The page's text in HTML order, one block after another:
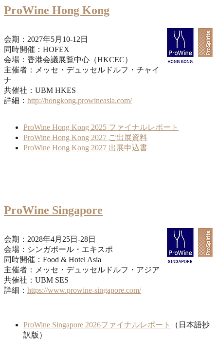
ProWine Hong Kong
会期：2027年5月10-12日
同時開催：HOFEX
会場：香港会議展覧中心（HKCEC）
主催者：メッセ・デュッセルドルフ・チャイ
ナ
共催社：UBM HKES
詳細： http://hongkong.prowineasia.com/
ProWine Hong Kong 2025 ファイナルレポート
ProWine Hong Kong 2027 ご出展資料
ProWine Hong Kong 2027 出展申込書
ProWine Singapore
会期：2028年4月25日-28日
会場：シンガポール・エキスポ
同時開催：Food & Hotel Asia
主催者：メッセ・デュッセルドルフ・アジア
共催社：UBM SES
詳細： https://www.prowine-singapore.com/
ProWine Singapore 2026ファイナルレポート
（日本語抄
訳版）